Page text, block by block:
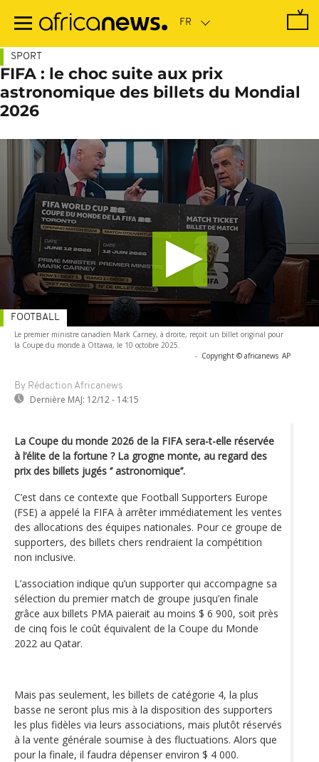
contenu
SPORT
FIFA : le choc suite aux prix
astronomique des billets du Mondial
2026
Le premier ministre canadien Mark Carney, à droite, reçoit un billet original pour
la Coupe du monde à Ottawa, le 10 octobre 2025.
- Copyright © africanews AP
By Rédaction Africanews
Dernière MAJ: 12/12 - 14:15
FOOTBALL
La Coupe du monde 2026 de la FIFA sera-t-elle réservée
à l’élite de la fortune ? La grogne monte, au regard des
prix des billets jugés ‘’ astronomique’’.
C’est dans ce contexte que Football Supporters Europe
(FSE) a appelé la FIFA à arrêter immédiatement les ventes
des allocations des équipes nationales. Pour ce groupe de
supporters, des billets chers rendraient la compétition
non inclusive.
L’association indique qu’un supporter qui accompagne sa
sélection du premier match de groupe jusqu’en finale
grâce aux billets PMA paierait au moins $ 6 900, soit près
de cinq fois le coût équivalent de la Coupe du Monde
2022 au Qatar.
Mais pas seulement, les billets de catégorie 4, la plus
basse ne seront plus mis à la disposition des supporters
les plus fidèles via leurs associations, mais plutôt réservés
à la vente générale soumise à des fluctuations. Alors que
pour la finale, il faudra dépenser environ $ 4 000.